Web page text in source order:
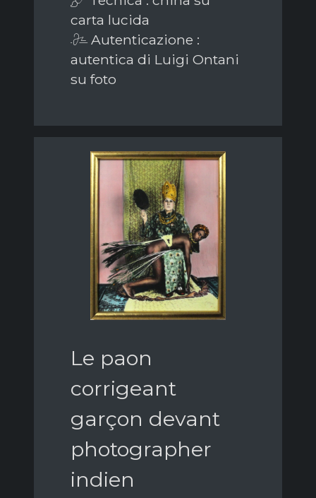
carta lucida
Autenticazione :
autentica di Luigi Ontani
su foto
Le paon
corrigeant
garçon devant
photographer
indien